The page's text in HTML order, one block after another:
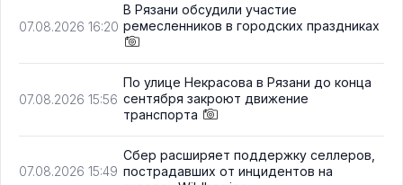
07.08.2026 16:20
В Рязани обсудили участие
ремесленников в городских праздниках
07.08.2026 15:56
По улице Некрасова в Рязани до конца
сентября закроют движение
транспорта
07.08.2026 15:49
Сбер расширяет поддержку селлеров,
пострадавших от инцидентов на